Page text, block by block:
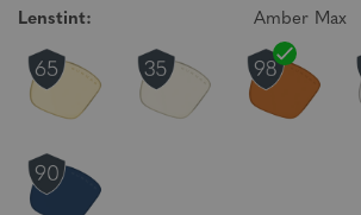
Lenstint: Amber Max